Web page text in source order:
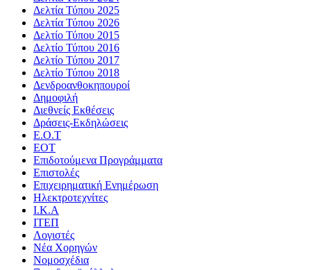
Δελτία Τύπου 2025
Δελτία Τύπου 2026
Δελτίο Τύπου 2015
Δελτίο Τύπου 2016
Δελτίο Τύπου 2017
Δελτίο Τύπου 2018
Δενδροανθοκηπουροί
Δημοφιλή
Διεθνείς Εκθέσεις
Δράσεις-Εκδηλώσεις
Ε.Ο.Τ
ΕΟΤ
Επιδοτούμενα Προγράμματα
Επιστολές
Επιχειρηματική Ενημέρωση
Ηλεκτροτεχνίτες
Ι.Κ.Α
ΙΤΕΠ
Λογιστές
Νέα Χορηγών
Νομοσχέδια